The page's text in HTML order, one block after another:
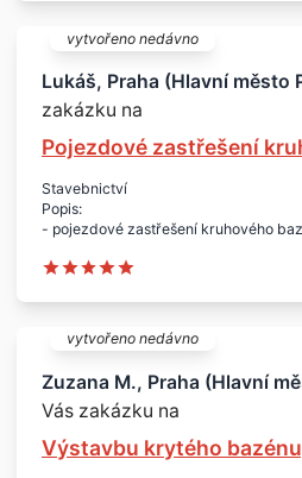
- venkovní bazén
Plocha či rozměry:
- průměr 4.000 mm
Lokalita:
- Praha 10
vytvořeno nedávno
Lukáš, Praha (Hlavní město
zakázku na
Pojezdové zastřešení
Stavebnictví
Popis:
- pojezdové zastřešení kruhového
- průměr 4,9 m
vytvořeno nedávno
Zuzana M., Praha (Hlavní
Vás zakázku na
Výstavbu krytého